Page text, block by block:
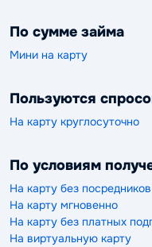
По сумме займа
Мини на карту
Пользуются
На карту круглосуточно
По условиям
На карту без посредников
На карту мгновенно
На карту без платных
На виртуальную карту